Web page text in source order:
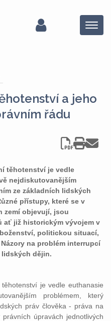
Menu
a jeho
řádu
těhotenství je vedle
nejdiskutovanějším
ze základních lidských
přístupy, které se v
zemí objevují, jsou
ať již historickým vývojem v
politickou situací,
na problém interrupcí
dějin.
je vedle euthanasie
problémem, který
práv člověka - práva na
úpravách jednotlivých